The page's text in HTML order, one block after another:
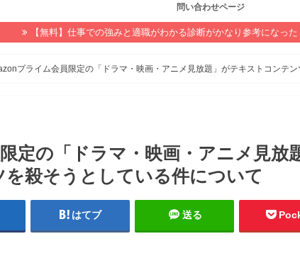
問い合わせページ
【無料】仕事での強みと適職がわかる診断がかなり参考になった
プライム会員限定の「ドラマ・映画・アニメ見放題」がテキストコンテ
定の「ドラマ・映画・アニメ見放
殺そうとしている件について
はてブ 送る